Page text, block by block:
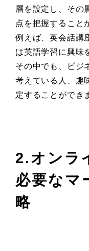
層を設定し、その
点を把握すること
例えば、英会話講
は英語学習に興味
その中でも、ビジ
考えている人、趣
定することができ
2.オンラ
必要なマ
略